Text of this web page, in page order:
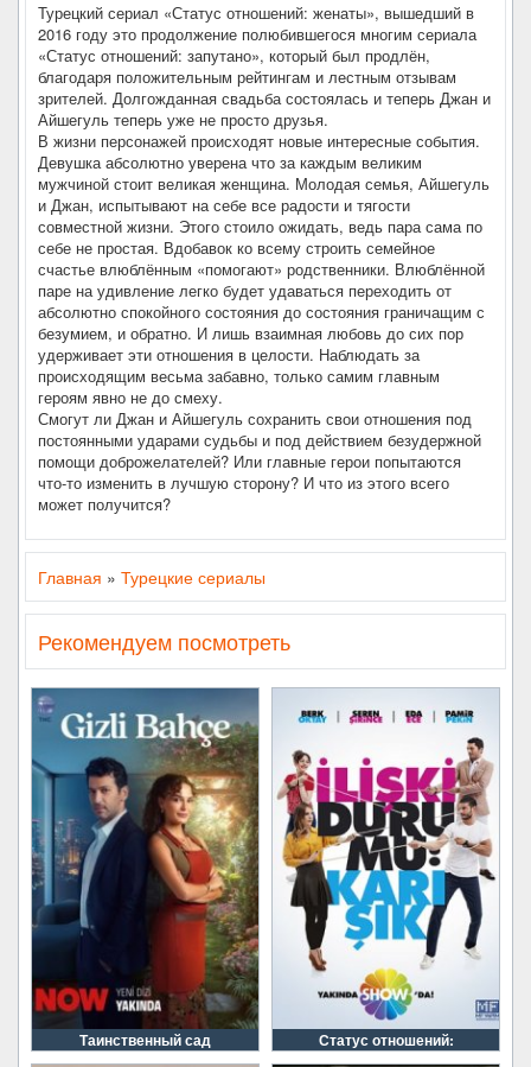
Турецкий сериал «Статус отношений: женаты», вышедший в
2016 году это продолжение полюбившегося многим сериала
«Статус отношений: запутано», который был продлён,
благодаря положительным рейтингам и лестным отзывам
зрителей. Долгожданная свадьба состоялась и теперь Джан и
Айшегуль теперь уже не просто друзья.
В жизни персонажей происходят новые интересные события.
Девушка абсолютно уверена что за каждым великим
мужчиной стоит великая женщина. Молодая семья, Айшегуль
и Джан, испытывают на себе все радости и тягости
совместной жизни. Этого стоило ожидать, ведь пара сама по
себе не простая. Вдобавок ко всему строить семейное
счастье влюблённым «помогают» родственники. Влюблённой
паре на удивление легко будет удаваться переходить от
абсолютно спокойного состояния до состояния граничащим с
безумием, и обратно. И лишь взаимная любовь до сих пор
удерживает эти отношения в целости. Наблюдать за
происходящим весьма забавно, только самим главным
героям явно не до смеху.
Смогут ли Джан и Айшегуль сохранить свои отношения под
постоянными ударами судьбы и под действием безудержной
помощи доброжелателей? Или главные герои попытаются
что-то изменить в лучшую сторону? И что из этого всего
может получится?
Главная » Турецкие сериалы
Рекомендуем посмотреть
Таинственный сад Статус отношений: